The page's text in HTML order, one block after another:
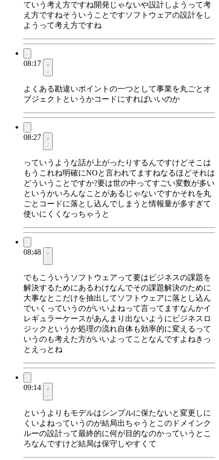
ていう考え方ですね開発じゃないや設計しようって考
え方ですねそういうことですソフトウェアの設計をし
ようって考え方ですね
08:17
よくある勘違いポイントの一つとして事業を丸ごとオ
ブジェクトというかコードにすればいいのか
08:27
っていうような話が上がったりするんですけどそこは
もうこれね明確にNOと言われてますねなるほどそれは
どういうことですか?要は世の中ってすごい変数が多い
というかいろんなことがあるじゃないですかそれを丸
ごとコードに落とし込んでしまうと情報量が多すぎて
使いにくくなっちゃうと
08:48
でもこういうソフトウェアって要はビジネスの課題を
解決するためにあるわけなんでその課題解決のために
大事なとこだけを抽出してソフトウェアに落とし込ん
でいくっていうのがいいよねって言ってますなんかイ
レギュラーケースがあんまり出ないようにビジネスロ
ジックというか処理の流れ自体も効率的に変えるって
いうのも考えた方がいいよってことなんですよねきっ
とえっとね
09:14
というよりもモデルはシンプルに保たないと変更しに
くいよねっていうのが結局出ちゃうとこのドメインク
ルーの設計って最終的に何が目的なのかっていうとこ
ろなんですけど結局は保守しやすくて